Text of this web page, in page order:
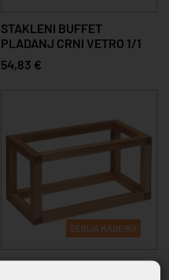
STAKLENI BUFFET
PLADANJ CRNI VETRO 1/1
54,83 €
SERIJA MADEIRA
STALAK ZA BUFFET GN 1/3